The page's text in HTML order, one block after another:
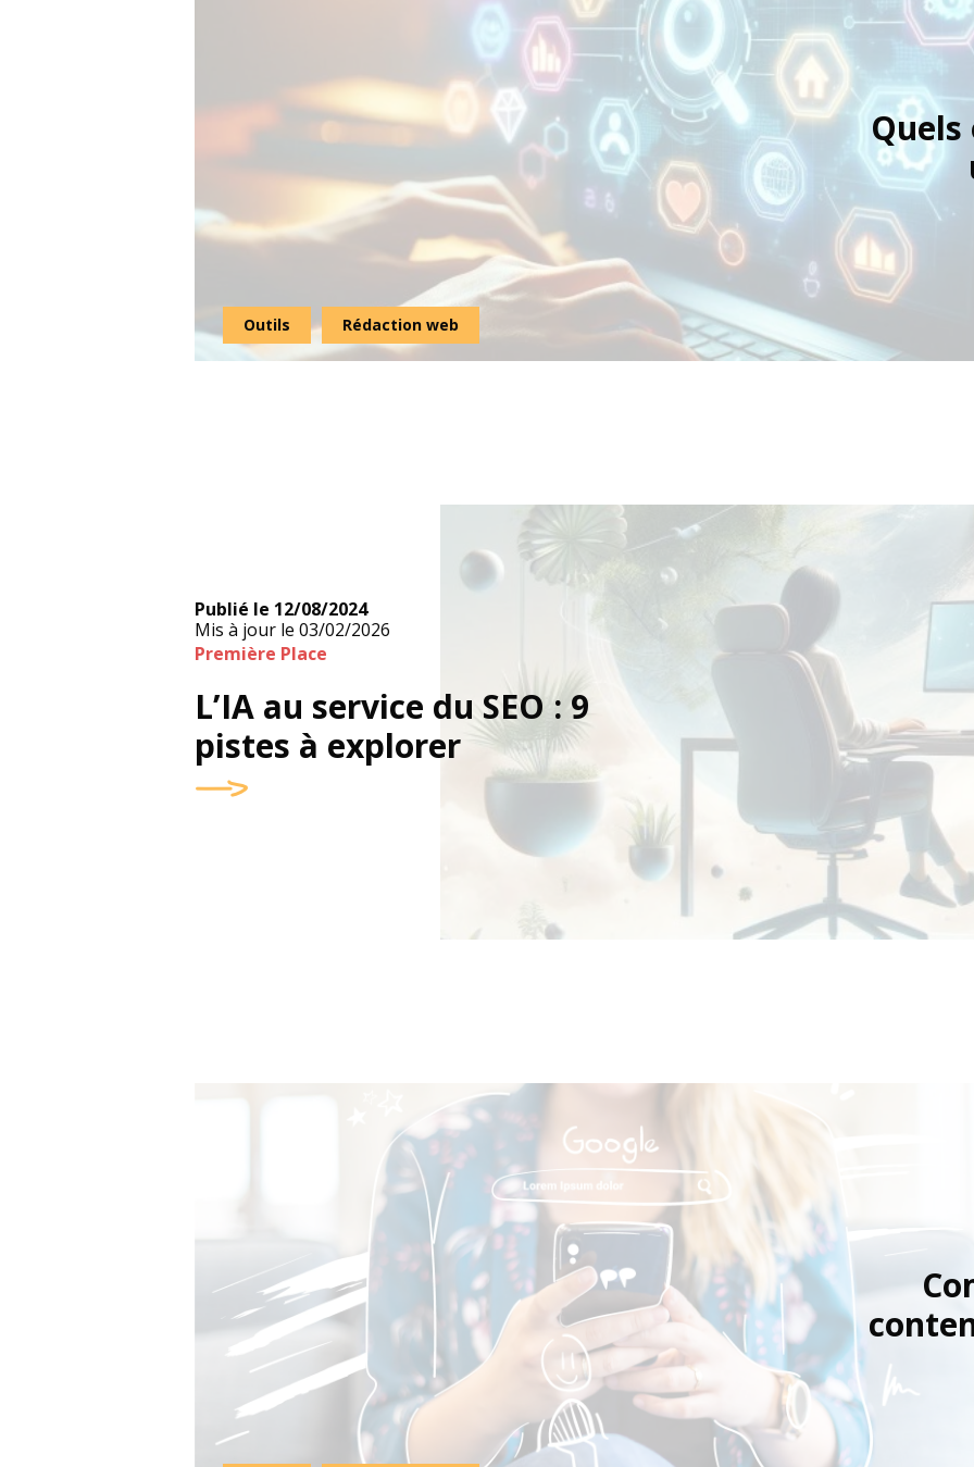
Outils Rédaction web
Visuel généré bien évidemment par IA (Copilot)
Publié le 12/08/2024
Mis à jour le 03/02/2026
Première Place
L’IA au service du SEO : 9
pistes à explorer